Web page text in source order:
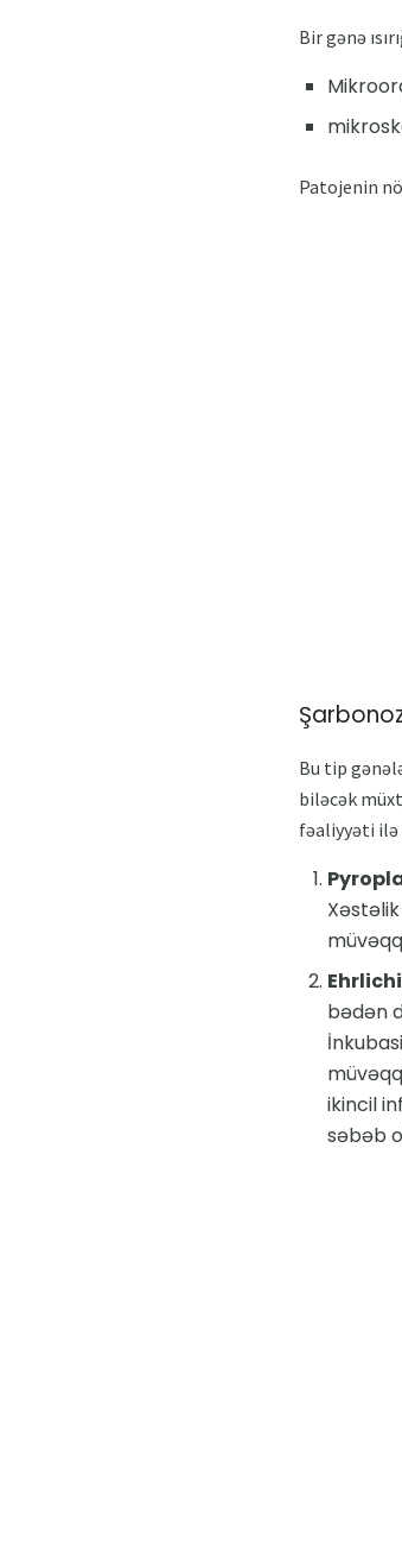
Bir gənə
Patojenin
Bu tip
biləcək
fəaliyyəti ilə
bədən
ikincil
səbəb